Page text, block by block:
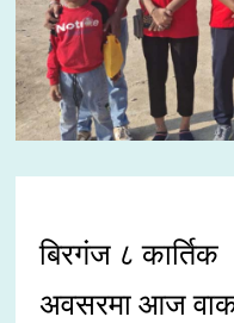
बिरगंज ८ कार्तिक
अवसरमा आज